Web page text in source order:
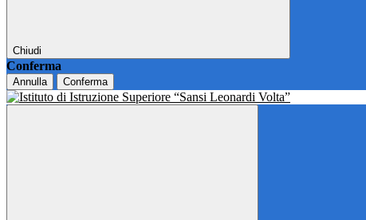
Chiudi
Conferma
Annulla Conferma